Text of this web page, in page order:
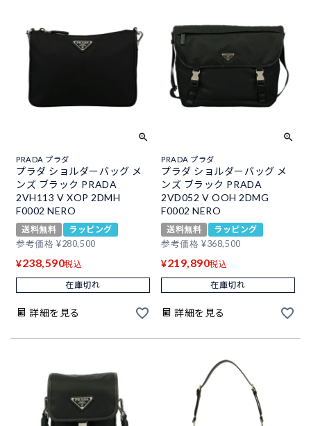
PRADA プラダ
プラダ ショルダーバッグ メ
ンズ ブラック PRADA
2VH113 V XOP 2DMH
F0002 NERO
送料無料
ラッピング
参考価格 ¥280,500
¥238,590税込
在庫切れ
詳細を見る
PRADA プラダ
プラダ ショルダーバッグ メ
ンズ ブラック PRADA
2VD052 V OOH 2DMG
F0002 NERO
送料無料
ラッピング
参考価格 ¥368,500
¥219,890税込
在庫切れ
詳細を見る